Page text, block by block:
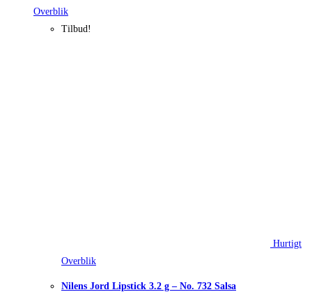
Overblik
Tilbud!
Hurtigt
Overblik
Nilens Jord Lipstick 3.2 g – No. 732 Salsa